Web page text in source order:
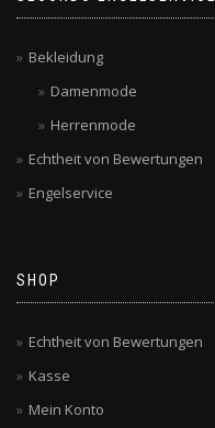
Bekleidung
Damenmode
Herrenmode
Echtheit von Bewertungen
Engelservice
SHOP
Echtheit von Bewertungen
Kasse
Mein Konto